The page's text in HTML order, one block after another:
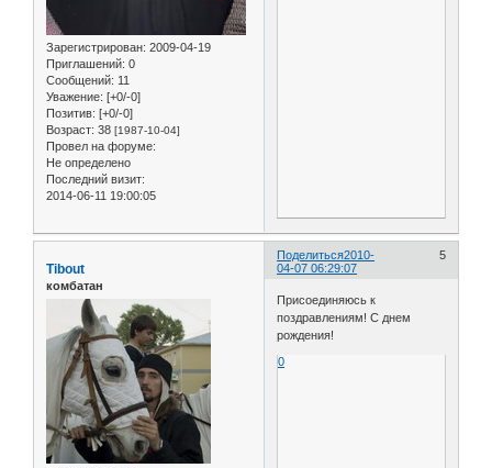
Зарегистрирован: 2009-04-19
Приглашений: 0
Сообщений: 11
Уважение: [+0/-0]
Позитив: [+0/-0]
Возраст: 38 [1987-10-04]
Провел на форуме:
Не определено
Последний визит:
2014-06-11 19:00:05
Поделиться 5
2010-
04-07 06:29:07
Tibout
комбатан
Присоединяюсь к
поздравлениям! С днем
рождения!
0